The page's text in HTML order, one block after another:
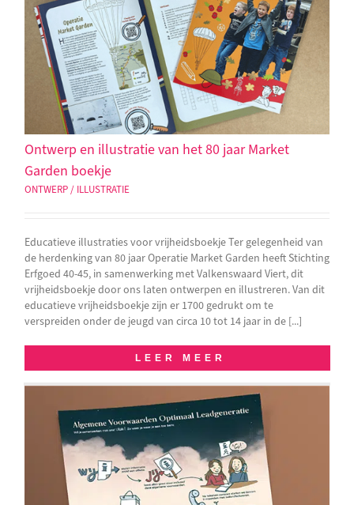
Ontwerp en illustratie van het 80 jaar Market
Garden boekje
ONTWERP / ILLUSTRATIE
Educatieve illustraties voor vrijheidsboekje Ter gelegenheid van
de herdenking van 80 jaar Operatie Market Garden heeft Stichting
Erfgoed 40-45, in samenwerking met Valkenswaard Viert, dit
vrijheidsboekje door ons laten ontwerpen en illustreren. Van dit
educatieve vrijheidsboekje zijn er 1700 gedrukt om te
verspreiden onder de jeugd van circa 10 tot 14 jaar in de [...]
LEER MEER